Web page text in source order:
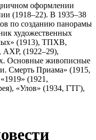
оформлении
(1918–22). В 1935–38
по созданию панорамы
художественных
(1913), ТПХВ,
АХР, (1922–29),
Основные живописные
Смерть Приама» (1915,
(1921,
«Улов» (1934, ГТГ),